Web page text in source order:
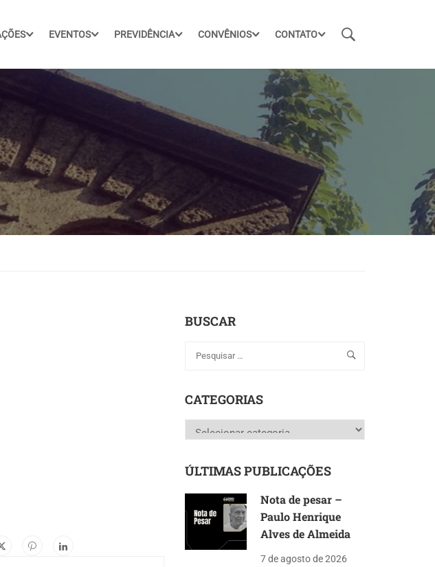
EVENTOS PREVIDÊNCIA CONVÊNIOS CONTATO
BUSCAR
CATEGORIAS
Categorias
ÚLTIMAS PUBLICAÇÕES
Nota de pesar –
Paulo Henrique
Alves de Almeida
7 de agosto de 2026